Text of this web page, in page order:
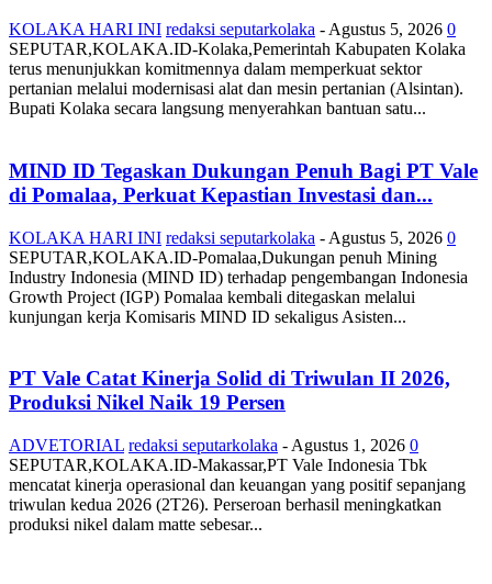
KOLAKA HARI INI redaksi seputarkolaka - Agustus 5, 2026 0
SEPUTAR,KOLAKA.ID-Kolaka,Pemerintah Kabupaten Kolaka
terus menunjukkan komitmennya dalam memperkuat sektor
pertanian melalui modernisasi alat dan mesin pertanian (Alsintan).
Bupati Kolaka secara langsung menyerahkan bantuan satu...
MIND ID Tegaskan Dukungan Penuh Bagi PT Vale
di Pomalaa, Perkuat Kepastian Investasi dan...
KOLAKA HARI INI redaksi seputarkolaka - Agustus 5, 2026 0
SEPUTAR,KOLAKA.ID-Pomalaa,Dukungan penuh Mining
Industry Indonesia (MIND ID) terhadap pengembangan Indonesia
Growth Project (IGP) Pomalaa kembali ditegaskan melalui
kunjungan kerja Komisaris MIND ID sekaligus Asisten...
PT Vale Catat Kinerja Solid di Triwulan II 2026,
Produksi Nikel Naik 19 Persen
ADVETORIAL redaksi seputarkolaka - Agustus 1, 2026 0
SEPUTAR,KOLAKA.ID-Makassar,PT Vale Indonesia Tbk
mencatat kinerja operasional dan keuangan yang positif sepanjang
triwulan kedua 2026 (2T26). Perseroan berhasil meningkatkan
produksi nikel dalam matte sebesar...